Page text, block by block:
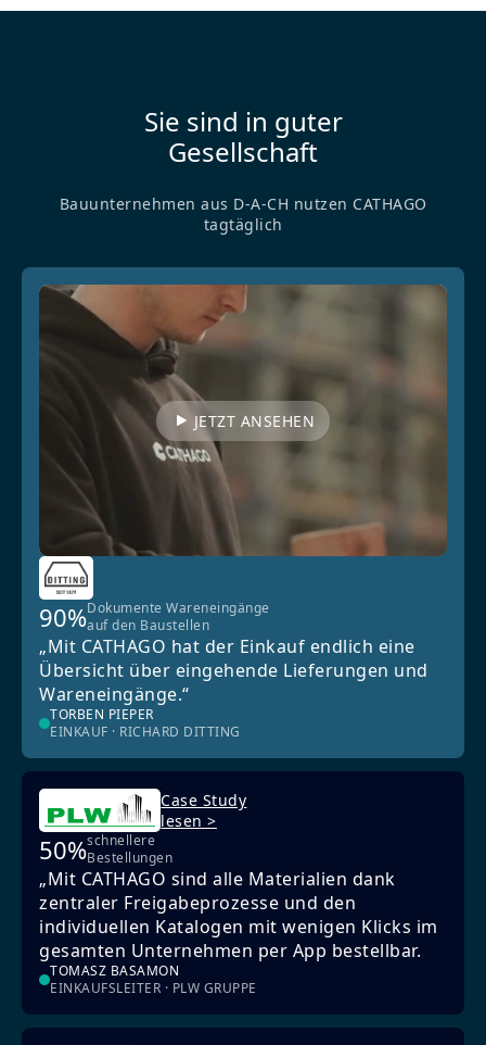
Sie sind in guter
Gesellschaft
Bauunternehmen aus D-A-CH nutzen CATHAGO
tagtäglich
JETZT ANSEHEN
90%Dokumente Wareneingänge
auf den Baustellen
„Mit CATHAGO hat der Einkauf endlich eine
Übersicht über eingehende Lieferungen und
Wareneingänge.“
TORBEN PIEPER
EINKAUF · RICHARD DITTING
Case Study
lesen >
50%schnellere
Bestellungen
„Mit CATHAGO sind alle Materialien dank
zentraler Freigabeprozesse und den
individuellen Katalogen mit wenigen Klicks im
gesamten Unternehmen per App bestellbar.
TOMASZ BASAMON
EINKAUFSLEITER · PLW GRUPPE